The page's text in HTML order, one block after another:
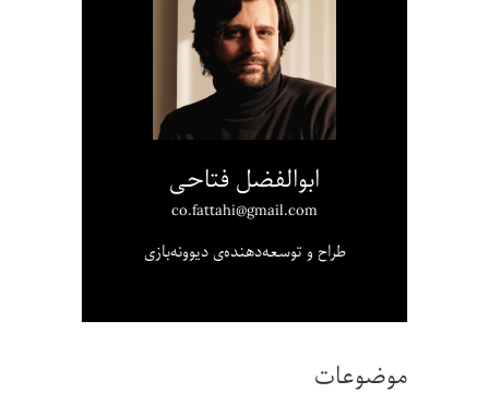
ابوالفضل فتاحی
co.fattahi@gmail.com
طراح و توسعه‌دهنده‌ی دیوونه‌بازی
موضوعات